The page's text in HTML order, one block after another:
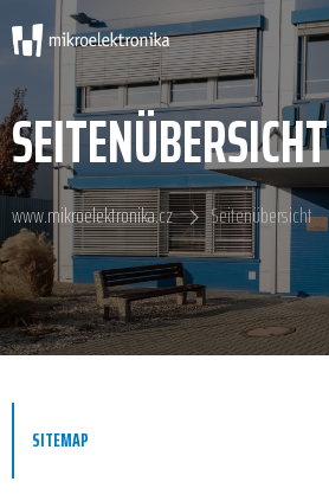
SEITENÜBERSICHT
www.mikroelektronika.cz Seitenübersicht
SITEMAP